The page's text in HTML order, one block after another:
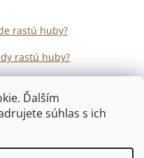
Ďalším
súhlas s ich
rastú huby?
rastú huby?